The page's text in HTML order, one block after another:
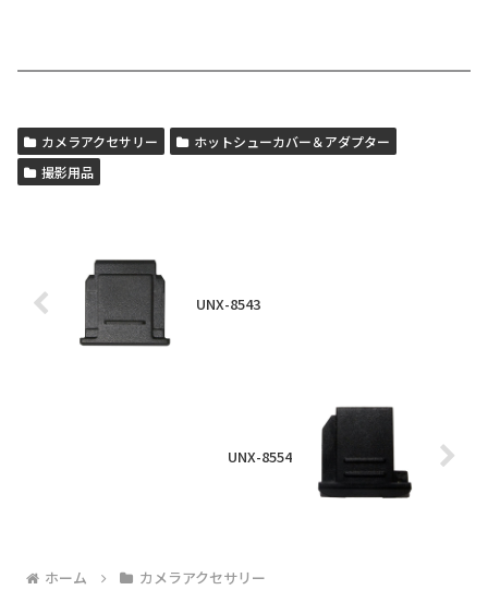
カメラアクセサリー
ホットシューカバー＆アダプター
撮影用品
UNX-8543
UNX-8554
ホーム カメラアクセサリー